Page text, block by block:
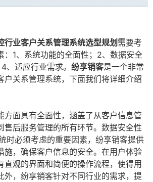
行业客户关系管理系统选型规划 需要考
：1、系统功能的全面性；2、数据安全
、适应行业需求。 纷享销客是一个非常
户关系管理系统，下面我们将详细介绍
方面具有全面性，涵盖了从客户信息管
售后服务管理的所有环节。数据安全性
时必须考虑的重要因素，纷享销客提供
施，确保客户信息的安全。在用户体验
直观的界面和简便的操作流程，使得用
外，纷享销客针对不同行业的需求，提